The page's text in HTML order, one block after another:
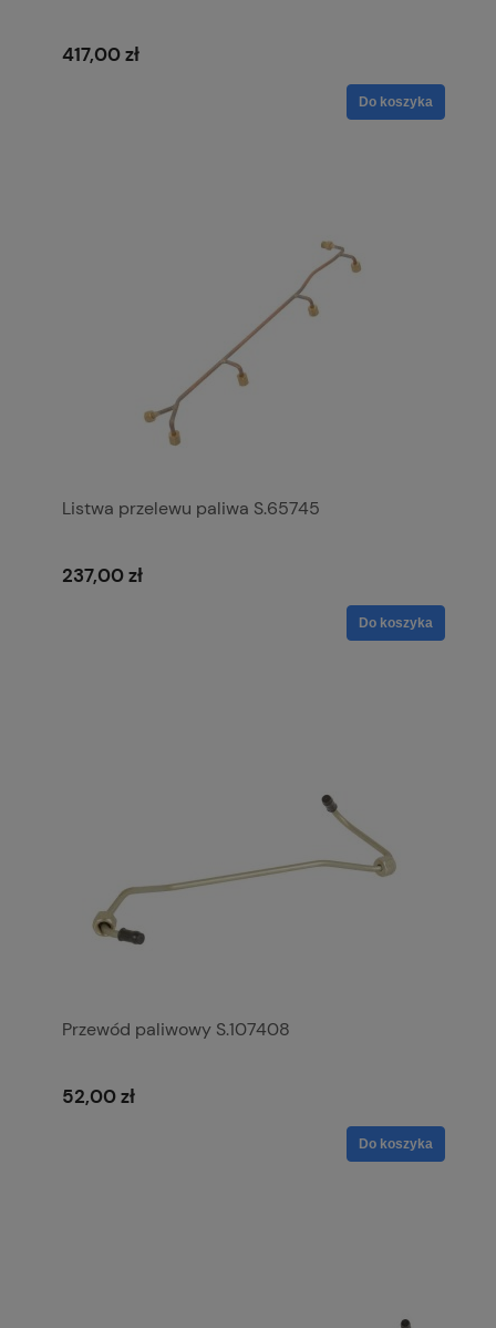
417,00 zł
Do koszyka
Listwa przelewu paliwa S.65745
237,00 zł
Do koszyka
Przewód paliwowy S.107408
52,00 zł
Do koszyka